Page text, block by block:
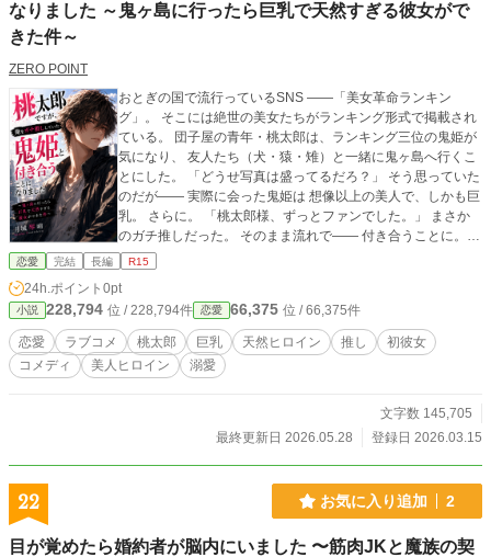
なりました ～鬼ヶ島に行ったら巨乳で天然すぎる彼女がで
きた件～
ZERO POINT
おとぎの国で流行っているSNS ――「美女革命ランキン
グ」。 そこには絶世の美女たちがランキング形式で掲載され
ている。 団子屋の青年・桃太郎は、ランキング三位の鬼姫が
気になり、 友人たち（犬・猿・雉）と一緒に鬼ヶ島へ行くこ
とにした。 「どうせ写真は盛ってるだろ？」 そう思っていた
のだが―― 実際に会った鬼姫は 想像以上の美人で、しかも巨
乳。 さらに。 「桃太郎様、ずっとファンでした。」 まさか
のガチ推しだった。 そのまま流れで―― 付き合うことに。
しかも鬼姫の部屋には桃太郎のポスターが貼られ、 恋愛シミ
と、 初彼女に戸惑う桃太郎。 これは―― 俺を推していた鬼
姫が彼女になったラブコメである。
恋愛 完結 長編 R15
24h.ポイント 0pt
小説 228,794 位 / 228,794件 恋愛 66,375 位 / 66,375件
恋愛 ラブコメ 桃太郎 巨乳 天然ヒロイン 推し
初彼女
コメディ
美人ヒロイン 溺愛
文字数 145,705
最終更新日 2026.05.28
登録日 2026.03.15
22 お気に入り追加 2
目が覚めたら婚約者が脳内にいました 〜筋肉JKと魔族の契